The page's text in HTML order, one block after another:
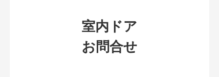
室内ドア
お問合せ